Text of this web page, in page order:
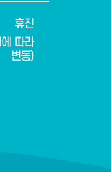
휴진
따라
변동)